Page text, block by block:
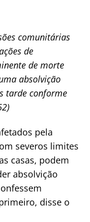
comunitárias
de
de morte
absolvição
tarde conforme
pela
severos limites
casas, podem
absolvição
disse o